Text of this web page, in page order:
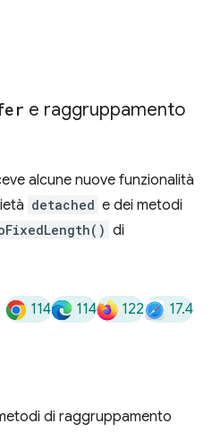
e raggruppamento
alcune nuove funzionalità
detached e dei metodi
di
114 114 122 17.4
di raggruppamento